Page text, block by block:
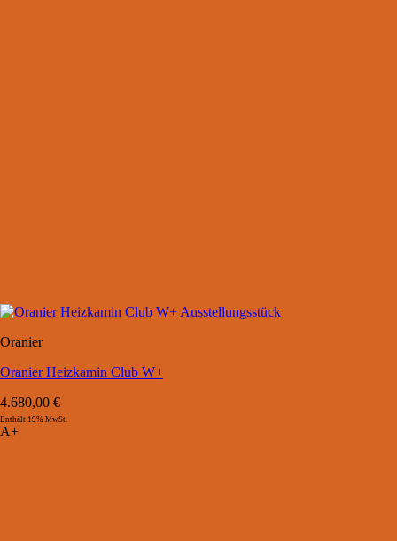
Oranier
Oranier Heizkamin Club W+
4.680,00 €
Enthält 19% MwSt.
A+